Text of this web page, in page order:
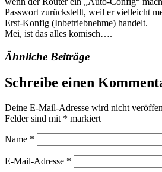
Passwort zurückstellt, weil er vielleicht
Erst-Konfig (Inbetriebnehme) handelt.
Mei, ist das alles komisch….
Ähnliche Beiträge
Schreibe einen
Deine E-Mail-Adresse wird nicht
Felder sind mit * markiert
Name *
E-Mail-Adresse *